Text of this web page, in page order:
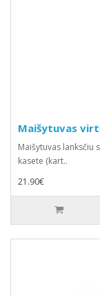
Maišytuvas
Maišytuvas lanksčiu
kasete (kart..
21.90€